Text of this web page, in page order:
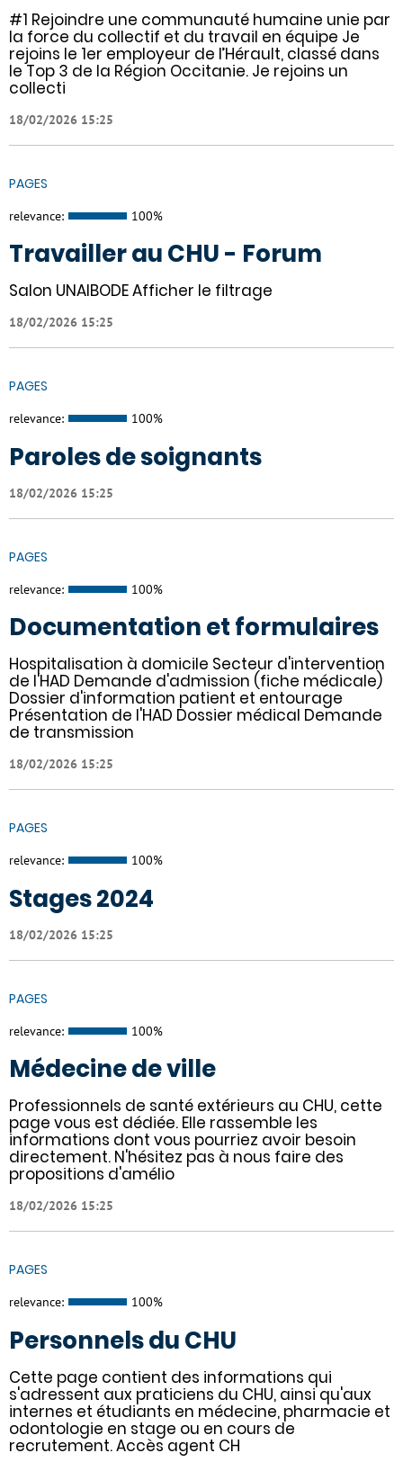
#1 Rejoindre une communauté humaine unie par
la force du collectif et du travail en équipe Je
rejoins le 1er employeur de l’Hérault, classé dans
le Top 3 de la Région Occitanie. Je rejoins un
collecti
18/02/2026 15:25
PAGES
relevance: 100%
Travailler au CHU - Forum
Salon UNAIBODE Afficher le filtrage
18/02/2026 15:25
PAGES
relevance: 100%
Paroles de soignants
18/02/2026 15:25
PAGES
relevance: 100%
Documentation et formulaires
Hospitalisation à domicile Secteur d'intervention
de l'HAD Demande d'admission (fiche médicale)
Dossier d'information patient et entourage
Présentation de l'HAD Dossier médical Demande
de transmission
18/02/2026 15:25
PAGES
relevance: 100%
Stages 2024
18/02/2026 15:25
PAGES
relevance: 100%
Médecine de ville
Professionnels de santé extérieurs au CHU, cette
page vous est dédiée. Elle rassemble les
informations dont vous pourriez avoir besoin
directement. N'hésitez pas à nous faire des
propositions d'amélio
18/02/2026 15:25
PAGES
relevance: 100%
Personnels du CHU
Cette page contient des informations qui
s'adressent aux praticiens du CHU, ainsi qu'aux
internes et étudiants en médecine, pharmacie et
odontologie en stage ou en cours de
recrutement. Accès agent CH